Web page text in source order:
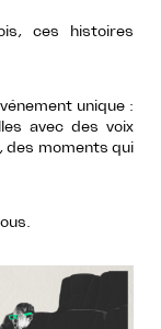
ces histoires
unique :
avec des voix
des moments qui